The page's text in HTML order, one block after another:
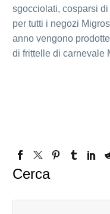
sgocciolati, cosparsi
per tutti i negozi
anno vengono
di frittelle di carnevale
Cerca